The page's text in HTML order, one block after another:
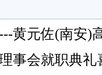
黄元佐(南安
事会就职典